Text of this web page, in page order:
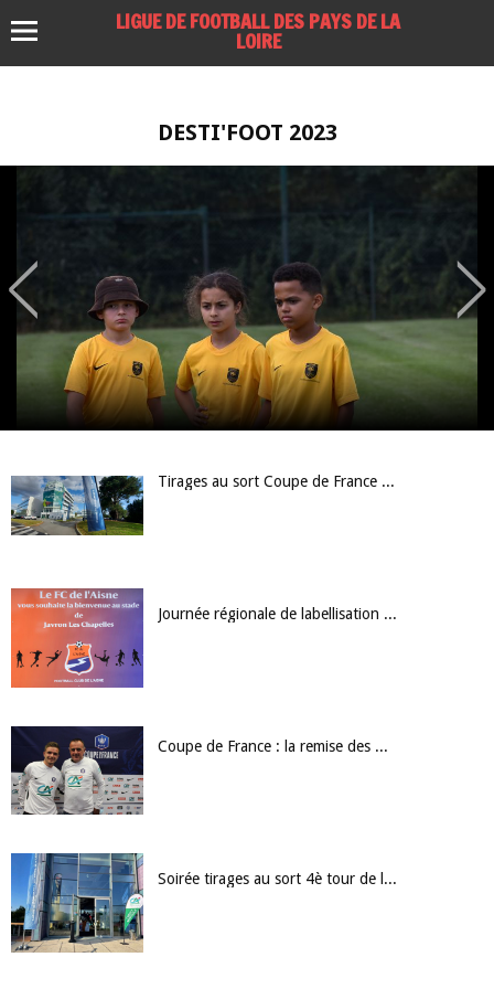
LIGUE DE FOOTBALL DES PAYS DE LA
LOIRE
DESTI'FOOT 2023
Tirages au sort Coupe de France et Coupe de France Féminine à Nantes
Journée régionale de labellisation au FC de l'Aisne
Coupe de France : la remise des maillots !
Soirée tirages au sort 4è tour de la Coupe de France et 3è tour de la Coupe de France Féminine